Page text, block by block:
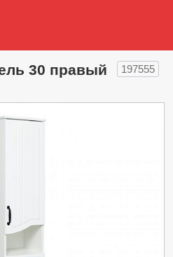
30 правый 197555